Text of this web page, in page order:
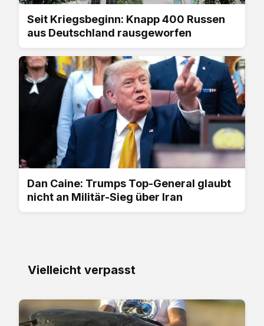
Seit Kriegsbeginn: Knapp 400 Russen
aus Deutschland rausgeworfen
Dan Caine: Trumps Top-General glaubt
nicht an Militär-Sieg über Iran
Vielleicht verpasst